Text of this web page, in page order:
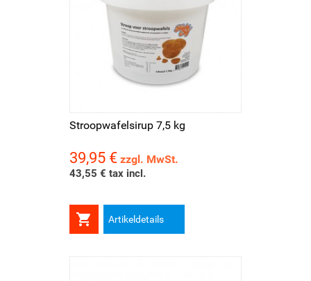
Stroopwafelsirup 7,5 kg
Preis
39,95 € zzgl. MwSt.
43,55 € tax incl.
 Artikeldetails